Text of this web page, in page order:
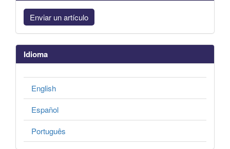
Enviar un artículo
Idioma
English
Español
Português